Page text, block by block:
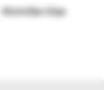
Atsevišķa sleja